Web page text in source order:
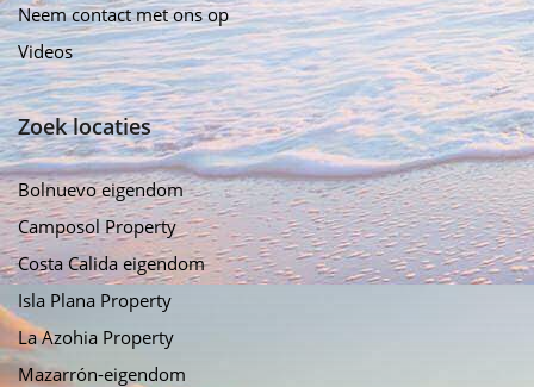
Neem contact met ons op
Videos
Zoek locaties
Bolnuevo eigendom
Camposol Property
Costa Calida eigendom
Isla Plana Property
La Azohia Property
Mazarrón-eigendom